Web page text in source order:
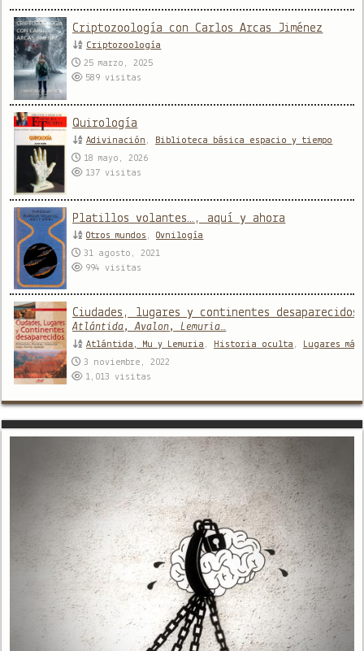
Criptozoología con Carlos Arcas Jiménez
Criptozoología
25 marzo, 2025
589visitas
Quirología
Adivinación ,
Biblioteca básica espacio y tiempo
18 mayo, 2026
137visitas
Platillos volantes…, aquí y ahora
Otros mundos ,Ovnilogía
31 agosto, 2021
994visitas
Ciudades, lugares y continentes desaparecidos
Atlántida, Avalon, Lemuria…
Atlántida, Mu y Lemuria , Historia oculta ,
Lugares
3 noviembre, 2022
1,013visitas